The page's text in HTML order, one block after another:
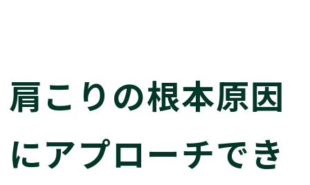
肩こりの根本原因
にアプローチでき